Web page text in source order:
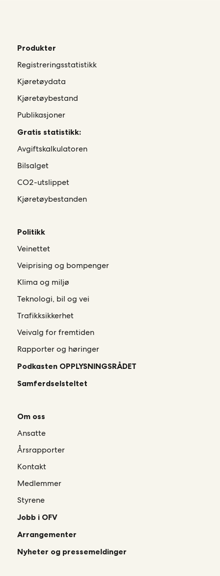
Produkter
Registreringsstatistikk
Kjøretøydata
Kjøretøybestand
Publikasjoner
Gratis statistikk:
Avgiftskalkulatoren
Bilsalget
CO2-utslippet
Kjøretøybestanden
Politikk
Veinettet
Veiprising og bompenger
Klima og miljø
Teknologi, bil og vei
Trafikksikkerhet
Veivalg for fremtiden
Rapporter og høringer
Podkasten OPPLYSNINGSRÅDET
Samferdselsteltet
Om oss
Ansatte
Årsrapporter
Kontakt
Medlemmer
Styrene
Jobb i OFV
Arrangementer
Nyheter og pressemeldinger